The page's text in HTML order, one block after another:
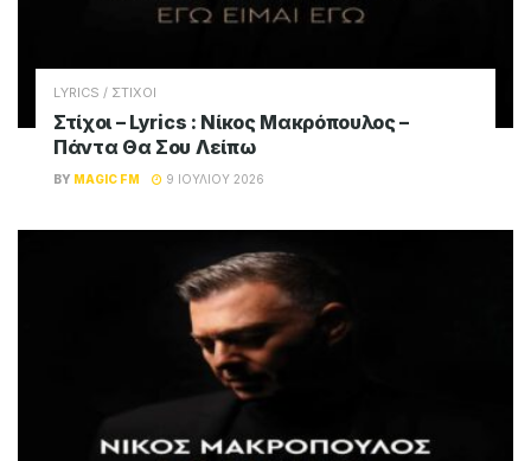
LYRICS / ΣΤΙΧΟΙ
Στίχοι – Lyrics : Νίκος Μακρόπουλος –
Πάντα Θα Σου Λείπω
BY MAGIC FM 9 ΙΟΥΛΊΟΥ 2026